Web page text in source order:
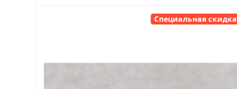
Специальная скидка